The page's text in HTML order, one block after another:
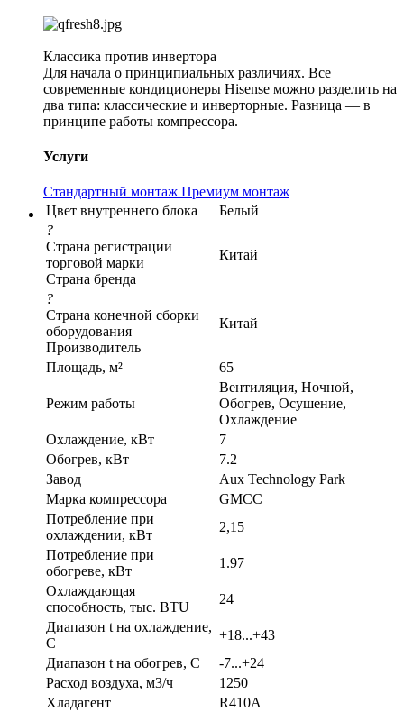
Классика против инвертора
Для начала о принципиальных различиях. Все
современные кондиционеры Hisense можно разделить на
два типа: классические и инверторные. Разница — в
принципе работы компрессора.
Услуги
Стандартный монтаж Премиум монтаж
Цвет внутреннего блока
Белый
?
Страна регистрации
торговой марки
Страна бренда
Китай
?
Страна конечной сборки
оборудования
Производитель
Китай
Площадь, м² 65
Режим работы
Вентиляция, Ночной,
Обогрев, Осушение,
Охлаждение
Охлаждение, кВт
7
Обогрев, кВт
7.2
Завод
Aux Technology Park
Марка компрессора
GMCC
Потребление при
охлаждении, кВт
2,15
Потребление при
обогреве, кВт
1.97
Охлаждающая
способность, тыс. BTU
24
Диапазон t на охлаждение,
С
+18...+43
Диапазон t на обогрев, С
-7...+24
Расход воздуха, м3/ч
1250
Хладагент
R410A